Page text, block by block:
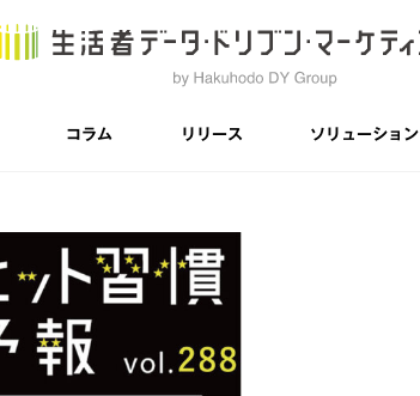
コラム リリース ソリューション